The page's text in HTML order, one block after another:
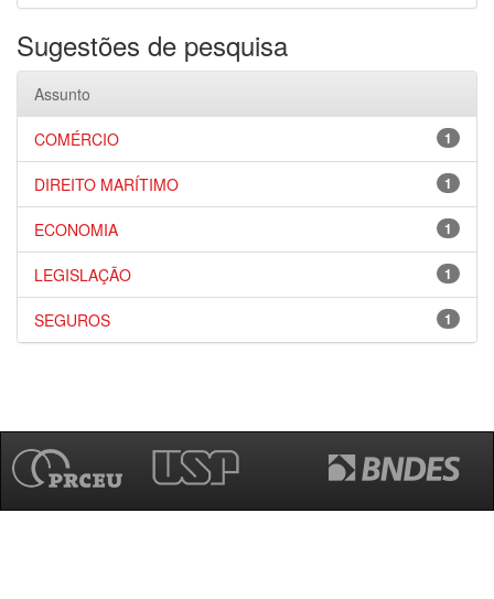
Sugestões de pesquisa
Assunto
1
COMÉRCIO
1
DIREITO MARÍTIMO
1
ECONOMIA
1
LEGISLAÇÃO
1
SEGUROS